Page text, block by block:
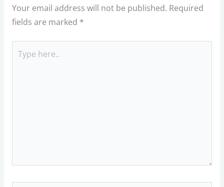
Your email address will not be published. Required
fields are marked *
here..